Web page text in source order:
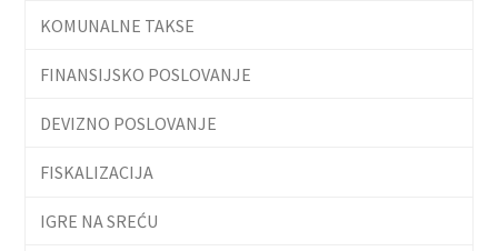
KOMUNALNE TAKSE
FINANSIJSKO POSLOVANJE
DEVIZNO POSLOVANJE
FISKALIZACIJA
IGRE NA SREĆU